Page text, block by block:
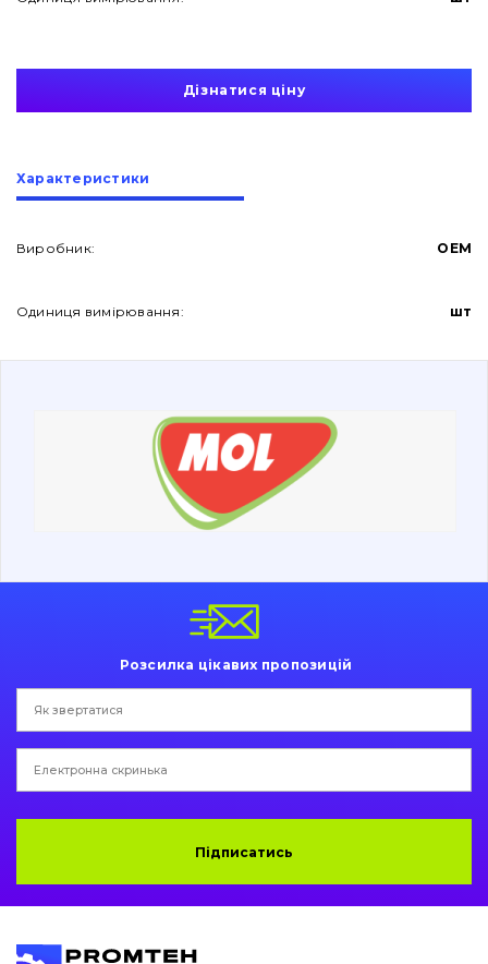
Про нас
Контакти
Вакансії
Фільтри та мастильні матеріали
Захист (ковша, адаптера)
Пальці та Втулки
Гідравліка
написати
листа
Дізнатися ціну
Характеристики
Виробник: OEM
Одиниця вимірювання: шт
Розсилка цікавих пропозицій
Підписатись